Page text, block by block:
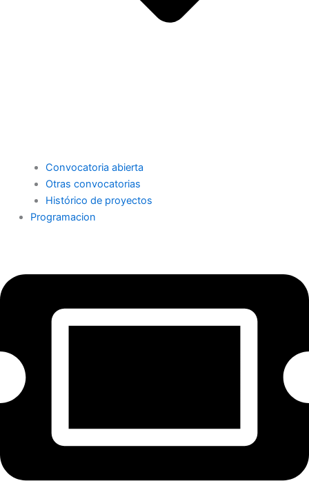
Convocatoria abierta
Otras convocatorias
Histórico de proyectos
Programacion